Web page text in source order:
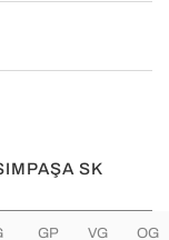
SK
GP VG OG